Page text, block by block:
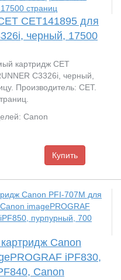
CET141895 для
черный, 17500
картридж CET
C3326i, черный,
Производитель: CET.
Canon
Canon
iPF830,
Canon